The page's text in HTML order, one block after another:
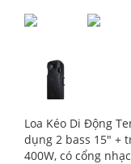
Loa Kéo Di Động
dụng 2 bass 15" +
400W, có cổng